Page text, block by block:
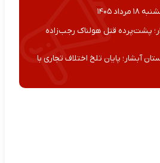
۱۴۰۵
پشت‌پرده قتل هولناک رجب‌زاده
آبشار؛ پایان تلخ اختلاف تجاری با